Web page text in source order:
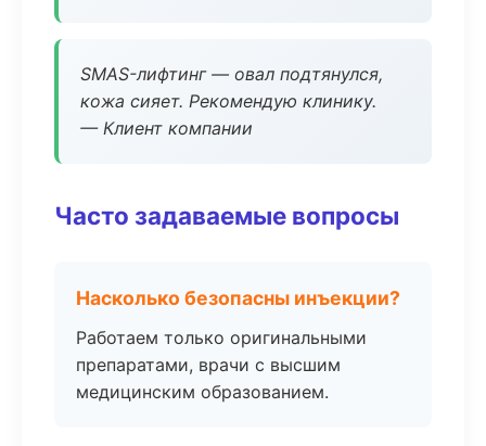
SMAS-лифтинг — овал подтянулся,
кожа сияет. Рекомендую клинику.
— Клиент компании
Часто задаваемые вопросы
Насколько безопасны инъекции?
Работаем только оригинальными
препаратами, врачи с высшим
медицинским образованием.